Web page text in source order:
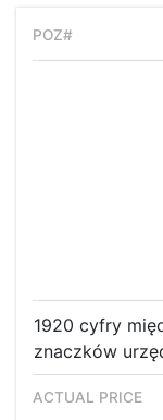
Recent result
Archive
Regulation
1920 cyfry
znaczków